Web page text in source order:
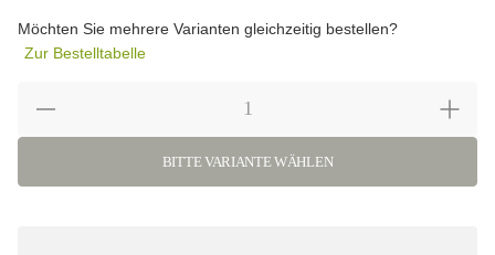
Möchten Sie mehrere Varianten gleichzeitig bestellen?
Zur Bestelltabelle
BITTE VARIANTE WÄHLEN